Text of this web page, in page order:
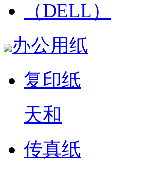
办公用纸
复印纸
天和
传真纸